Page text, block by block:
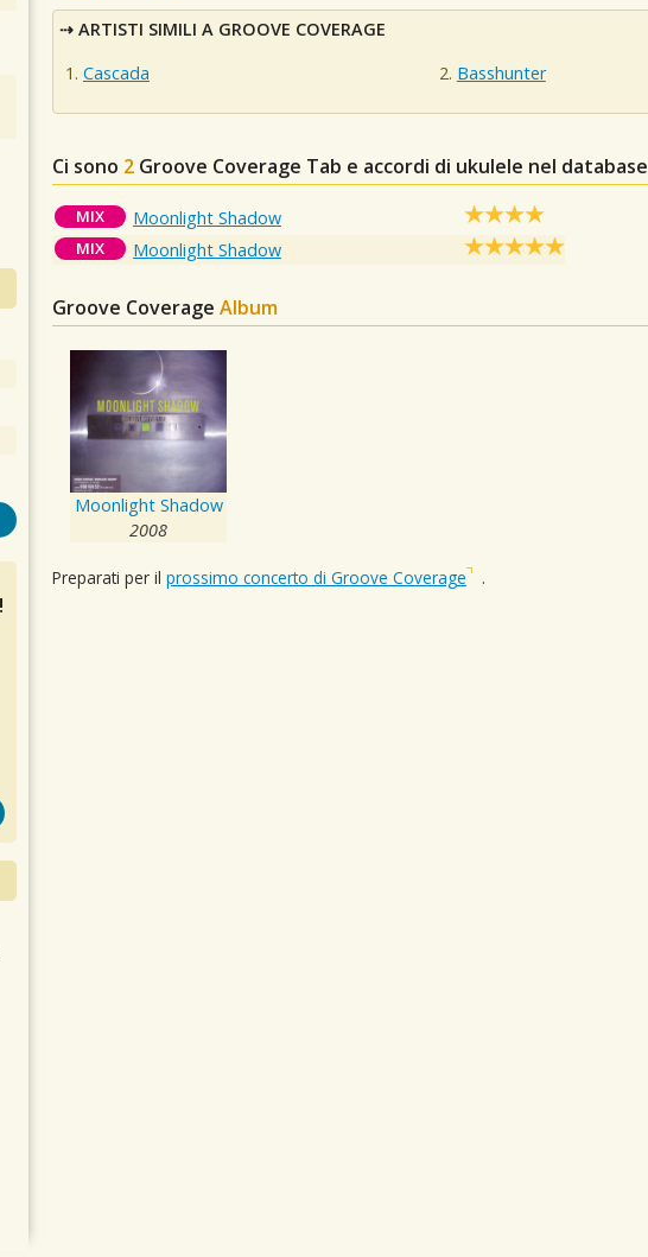
ARTISTI SIMILI A GROOVE COVERAGE
Cascada
Basshunter
Ci sono 2 Groove Coverage Tab e accordi di ukulele nel database
MIX Moonlight Shadow
MIX Moonlight Shadow
Groove Coverage Album
Moonlight Shadow
2008
Preparati per il prossimo concerto di Groove Coverage .